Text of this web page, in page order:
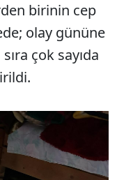
birinin cep
olay gününe
çok sayıda